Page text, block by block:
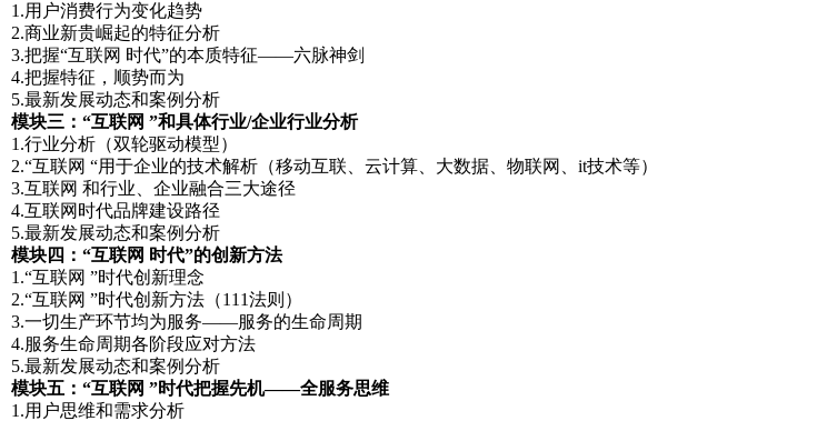
1.用户消费行为变化趋势
2.商业新贵崛起的特征分析
3.把握“互联网 时代”的本质特征——六脉神剑
4.把握特征，顺势而为
5.最新发展动态和案例分析
模块三：“互联网 ”和具体行业/企业行业分析
1.行业分析（双轮驱动模型）
2.“互联网 “用于企业的技术解析（移动互联、云计算、大数据、物联网、it技术等）
3.互联网 和行业、企业融合三大途径
4.互联网时代品牌建设路径
5.最新发展动态和案例分析
模块四：“互联网 时代”的创新方法
1.“互联网 ”时代创新理念
2.“互联网 ”时代创新方法（111法则）
3.一切生产环节均为服务——服务的生命周期
4.服务生命周期各阶段应对方法
5.最新发展动态和案例分析
模块五：“互联网 ”时代把握先机——全服务思维
1.用户思维和需求分析